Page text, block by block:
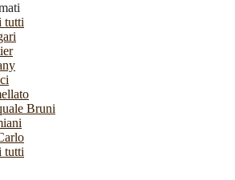
tutti
Bruni
tutti